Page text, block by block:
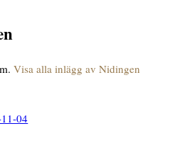
Visa alla inlägg av Nidingen
04